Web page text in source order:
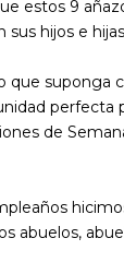
estos 9
sus hijos e
que suponga
perfecta
de
abuelos,